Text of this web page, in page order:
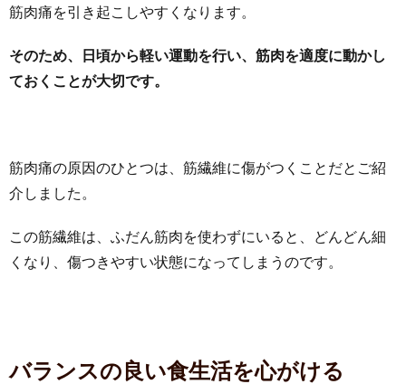
筋肉痛を引き起こしやすくなります。
そのため、日頃から軽い運動を行い、筋肉を適度に動かし
ておくことが大切です。
筋肉痛の原因のひとつは、筋繊維に傷がつくことだとご紹
介しました。
この筋繊維は、ふだん筋肉を使わずにいると、どんどん細
くなり、傷つきやすい状態になってしまうのです。
バランスの良い食生活を心がける